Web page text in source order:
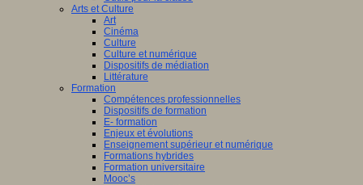
Arts et Culture
Art
Cinéma
Culture
Culture et numérique
Dispositifs de médiation
Littérature
Formation
Compétences professionnelles
Dispositifs de formation
E- formation
Enjeux et évolutions
Enseignement supérieur et numérique
Formations hybrides
Formation universitaire
Mooc’s